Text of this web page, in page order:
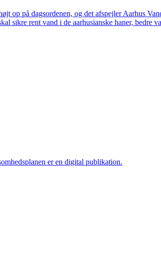
op på dagsordenen, og det afspejler Aarhus
sikre rent vand i de aarhusianske haner, bedre
er en digital publikation.